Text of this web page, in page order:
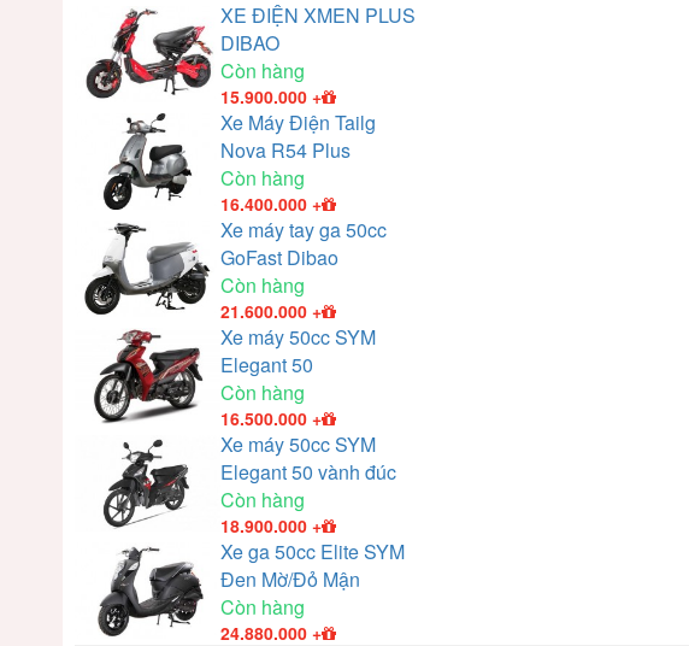
XE ĐIỆN XMEN PLUS
DIBAO
Còn hàng
15.900.000 +
Xe Máy Điện Tailg
Nova R54 Plus
Còn hàng
16.400.000 +
Xe máy tay ga 50cc
GoFast Dibao
Còn hàng
21.600.000 +
Xe máy 50cc SYM
Elegant 50
Còn hàng
16.500.000 +
Xe máy 50cc SYM
Elegant 50 vành đúc
Còn hàng
18.900.000 +
Xe ga 50cc Elite SYM
Đen Mờ/Đỏ Mận
Còn hàng
24.880.000 +